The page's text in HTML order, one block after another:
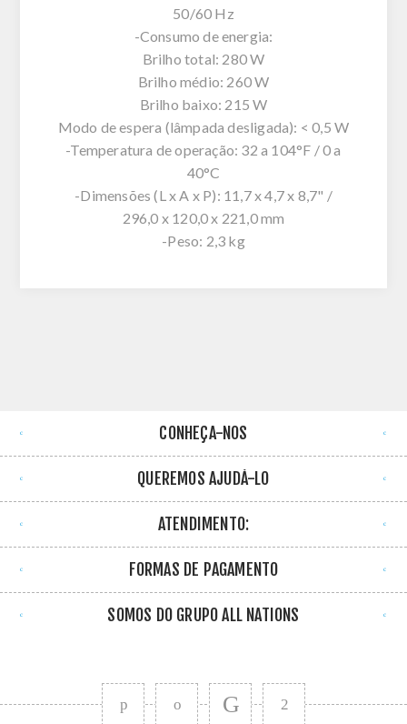
50/60 Hz
-Consumo de energia:
Brilho total: 280 W
Brilho médio: 260 W
Brilho baixo: 215 W
Modo de espera (lâmpada desligada): < 0,5 W
-Temperatura de operação: 32 a 104°F / 0 a
40°C
-Dimensões (L x A x P): 11,7 x 4,7 x 8,7" /
296,0 x 120,0 x 221,0 mm
-Peso: 2,3 kg
CONHEÇA-NOS
QUEREMOS AJUDÁ-LO
ATENDIMENTO:
FORMAS DE PAGAMENTO
SOMOS DO GRUPO ALL NATIONS